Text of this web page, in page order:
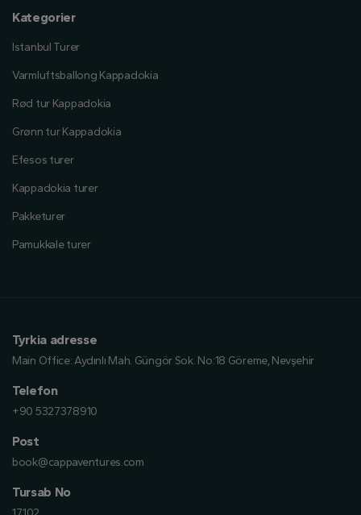
Kategorier
Istanbul Turer
Varmluftsballong Kappadokia
Rød tur Kappadokia
Grønn tur Kappadokia
Efesos turer
Kappadokia turer
Pakketurer
Pamukkale turer
Tyrkia adresse
Main Office:Aydınlı Mah. Güngör Sok. No:18 Göreme, Nevşehir
Telefon
+90 5327378910
Post
book@cappaventures.com
Tursab No